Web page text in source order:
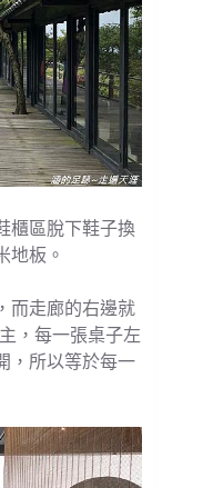
櫃區脫下鞋子換
地板。
而走廊的右邊就
，每一張桌子左
，所以等於每一